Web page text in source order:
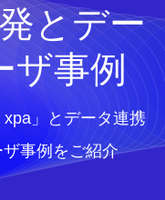
とデー
ザ事例
」とデータ連携
事例をご紹介